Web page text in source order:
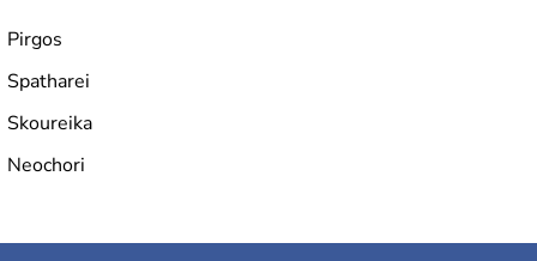
Pirgos
Spatharei
Skoureika
Neochori